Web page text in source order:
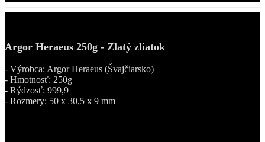
Argor Heraeus 250g - Zlatý zliatok
- Výrobca: Argor Heraeus (Švajčiarsko)
- Hmotnosť: 250g
- Rýdzosť: 999,9
- Rozmery: 50 x 30,5 x 9 mm